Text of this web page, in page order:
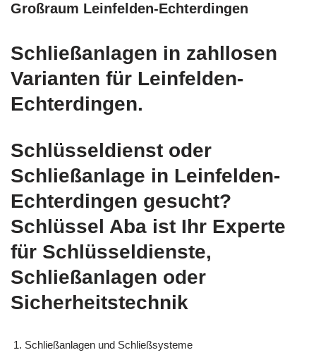
Großraum Leinfelden-Echterdingen
Schließanlagen in zahllosen
Varianten für Leinfelden-
Echterdingen.
Schlüsseldienst oder
Schließanlage in Leinfelden-
Echterdingen gesucht?
Schlüssel Aba ist Ihr Experte
für Schlüsseldienste,
Schließanlagen oder
Sicherheitstechnik
Schließanlagen und Schließsysteme